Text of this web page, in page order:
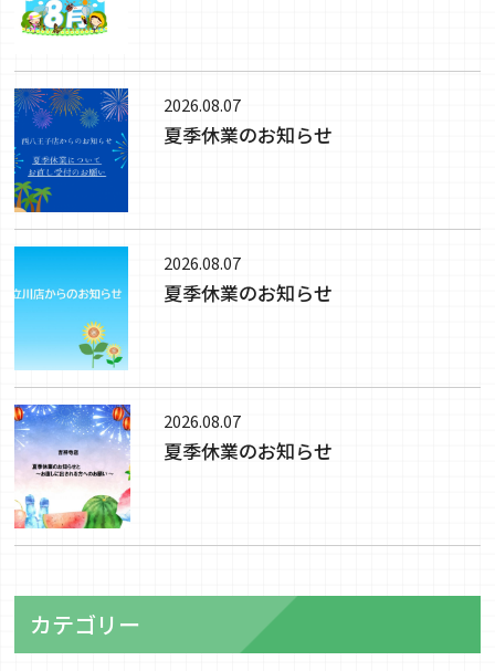
2026.08.07
夏季休業のお知らせ
2026.08.07
夏季休業のお知らせ
2026.08.07
夏季休業のお知らせ
カテゴリー